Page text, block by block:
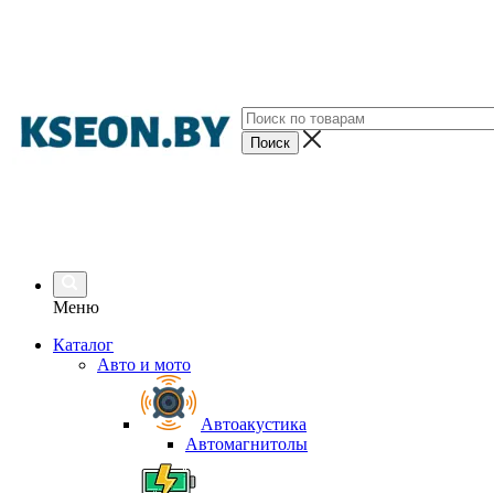
Меню
Каталог
Авто и мото
Автоакустика
Автомагнитолы